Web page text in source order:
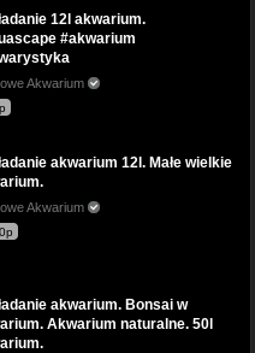
12l akwarium.
#akwarium
Akwarium
akwarium 12l. Małe wielkie
Akwarium
akwarium. Bonsai w
Akwarium naturalne. 50l